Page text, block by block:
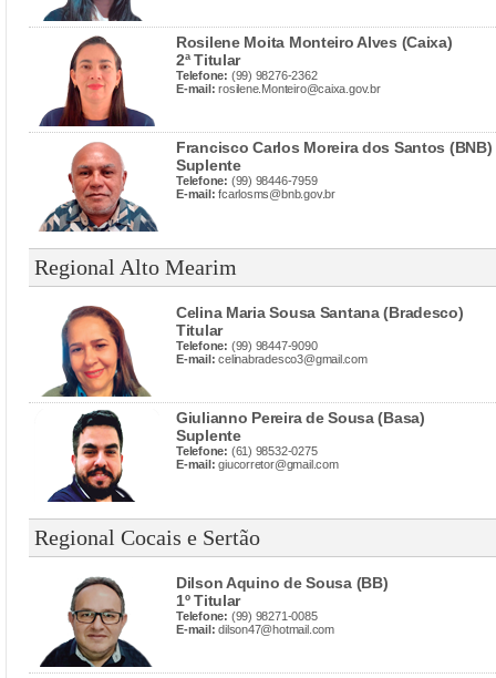
Rosilene Moita Monteiro Alves (Caixa)
2ª Titular
Telefone: (99) 98276-2362
E-mail: rosilene.Monteiro@caixa.gov.br
Francisco Carlos Moreira dos Santos (BNB)
Suplente
Telefone: (99) 98446-7959
E-mail: fcarlosms@bnb.gov.br
Regional Alto Mearim
Celina Maria Sousa Santana (Bradesco)
Titular
Telefone: (99) 98447-9090
E-mail: celinabradesco3@gmail.com
Giulianno Pereira de Sousa (Basa)
Suplente
Telefone: (61) 98532-0275
E-mail: giucorretor@gmail.com
Regional Cocais e Sertão
Dilson Aquino de Sousa (BB)
1º Titular
Telefone: (99) 98271-0085
E-mail: dilson47@hotmail.com